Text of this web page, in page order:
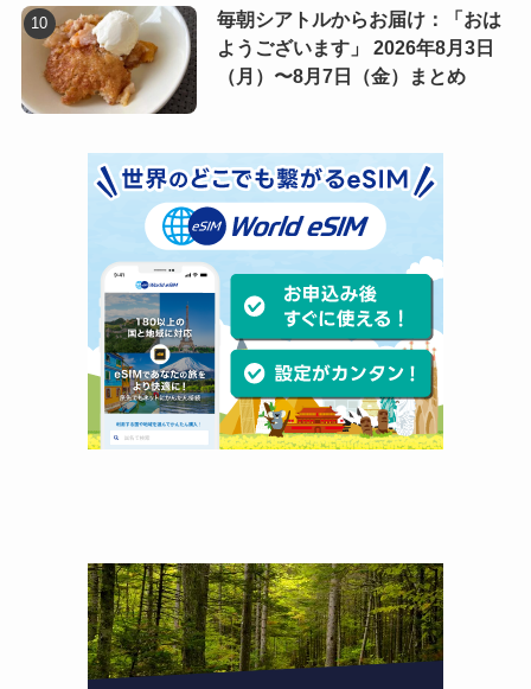
毎朝シアトルからお届け：「おは
ようございます」 2026年8月3日
（月）〜8月7日（金）まとめ